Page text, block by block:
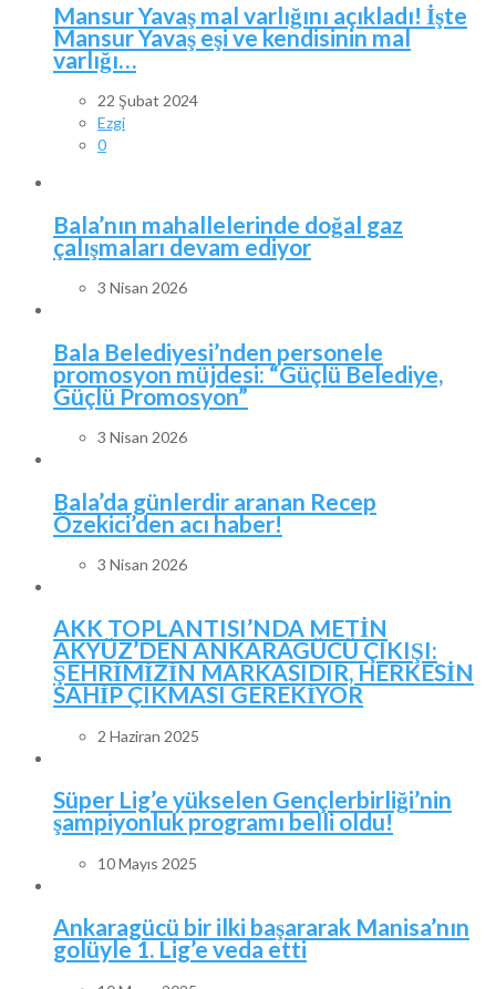
Mansur Yavaş mal varlığını açıkladı! İşte
Mansur Yavaş eşi ve kendisinin mal
varlığı…
22 Şubat 2024
Ezgi
0
Bala’nın mahallelerinde doğal gaz
çalışmaları devam ediyor
3 Nisan 2026
Bala Belediyesi’nden personele
promosyon müjdesi: “Güçlü Belediye,
Güçlü Promosyon”
3 Nisan 2026
Bala’da günlerdir aranan Recep
Özekici’den acı haber!
3 Nisan 2026
AKK TOPLANTISI’NDA METİN
AKYÜZ’DEN ANKARAGÜCÜ ÇIKIŞI:
ŞEHRİMİZİN MARKASIDIR, HERKESİN
SAHİP ÇIKMASI GEREKİYOR
2 Haziran 2025
Süper Lig’e yükselen Gençlerbirliği’nin
şampiyonluk programı belli oldu!
10 Mayıs 2025
Ankaragücü bir ilki başararak Manisa’nın
golüyle 1. Lig’e veda etti